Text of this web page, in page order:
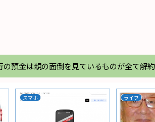
預金は親の面倒を見ているものが全て解
スマホ ライフ